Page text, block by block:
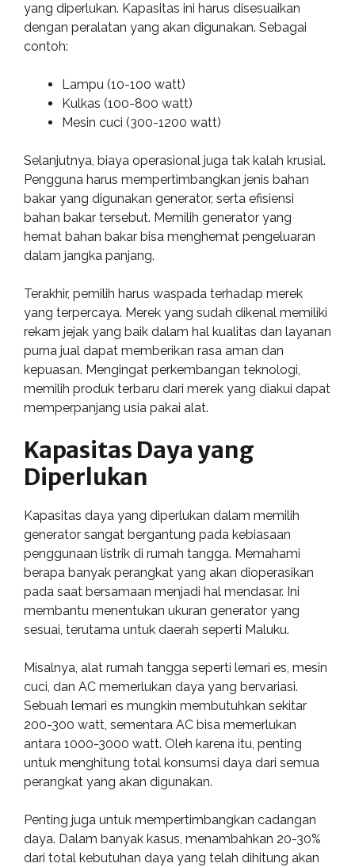
yang diperlukan. Kapasitas ini harus disesuaikan
dengan peralatan yang akan digunakan. Sebagai
contoh:
Lampu (10-100 watt)
Kulkas (100-800 watt)
Mesin cuci (300-1200 watt)
Selanjutnya, biaya operasional juga tak kalah krusial.
Pengguna harus mempertimbangkan jenis bahan
bakar yang digunakan generator, serta efisiensi
bahan bakar tersebut. Memilih generator yang
hemat bahan bakar bisa menghemat pengeluaran
dalam jangka panjang.
Terakhir, pemilih harus waspada terhadap merek
yang terpercaya. Merek yang sudah dikenal memiliki
rekam jejak yang baik dalam hal kualitas dan layanan
purna jual dapat memberikan rasa aman dan
kepuasan. Mengingat perkembangan teknologi,
memilih produk terbaru dari merek yang diakui dapat
memperpanjang usia pakai alat.
Kapasitas Daya yang
Diperlukan
Kapasitas daya yang diperlukan dalam memilih
generator sangat bergantung pada kebiasaan
penggunaan listrik di rumah tangga. Memahami
berapa banyak perangkat yang akan dioperasikan
pada saat bersamaan menjadi hal mendasar. Ini
membantu menentukan ukuran generator yang
sesuai, terutama untuk daerah seperti Maluku.
Misalnya, alat rumah tangga seperti lemari es, mesin
cuci, dan AC memerlukan daya yang bervariasi.
Sebuah lemari es mungkin membutuhkan sekitar
200-300 watt, sementara AC bisa memerlukan
antara 1000-3000 watt. Oleh karena itu, penting
untuk menghitung total konsumsi daya dari semua
perangkat yang akan digunakan.
Penting juga untuk mempertimbangkan cadangan
daya. Dalam banyak kasus, menambahkan 20-30%
dari total kebutuhan daya yang telah dihitung akan